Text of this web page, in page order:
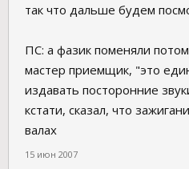
так что дальше будем
ПС: а фазик поменяли
мастер приемщик, "это
издавать посторонние
кстати, сказал, что
валах
15 июн 2007